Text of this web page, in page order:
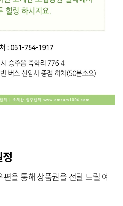
을 통해 상품권을 전달 드릴 예